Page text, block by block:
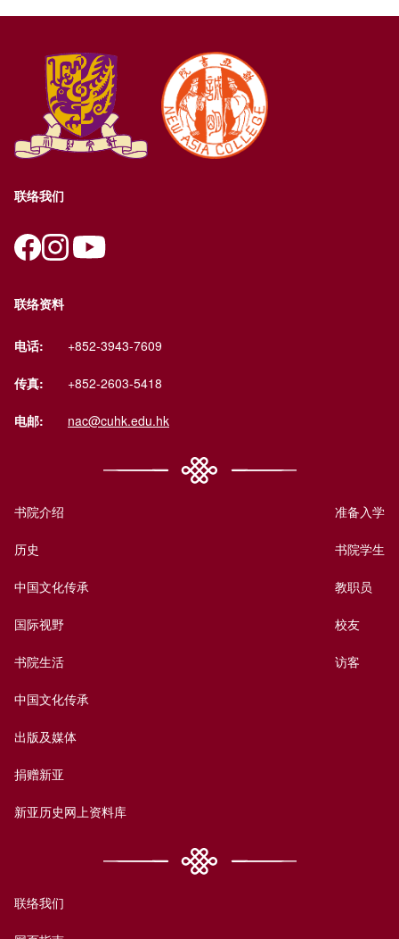
联络我们
联络资料
电话: +852-3943-7609
传真: +852-2603-5418
电邮: nac@cuhk.edu.hk
书院介绍
历史
中国文化传承
国际视野
书院生活
中国文化传承
出版及媒体
捐赠新亚
新亚历史网上资料库
准备入学
书院学生
教职员
校友
访客
联络我们